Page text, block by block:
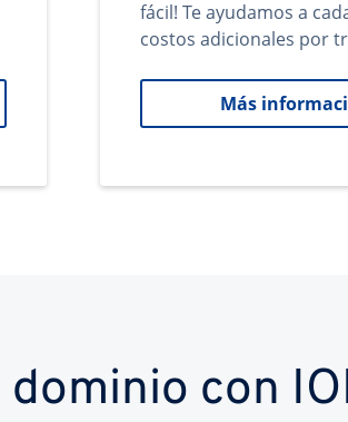
fácil! Te ayudamos a
costos adicionales por
Más
con